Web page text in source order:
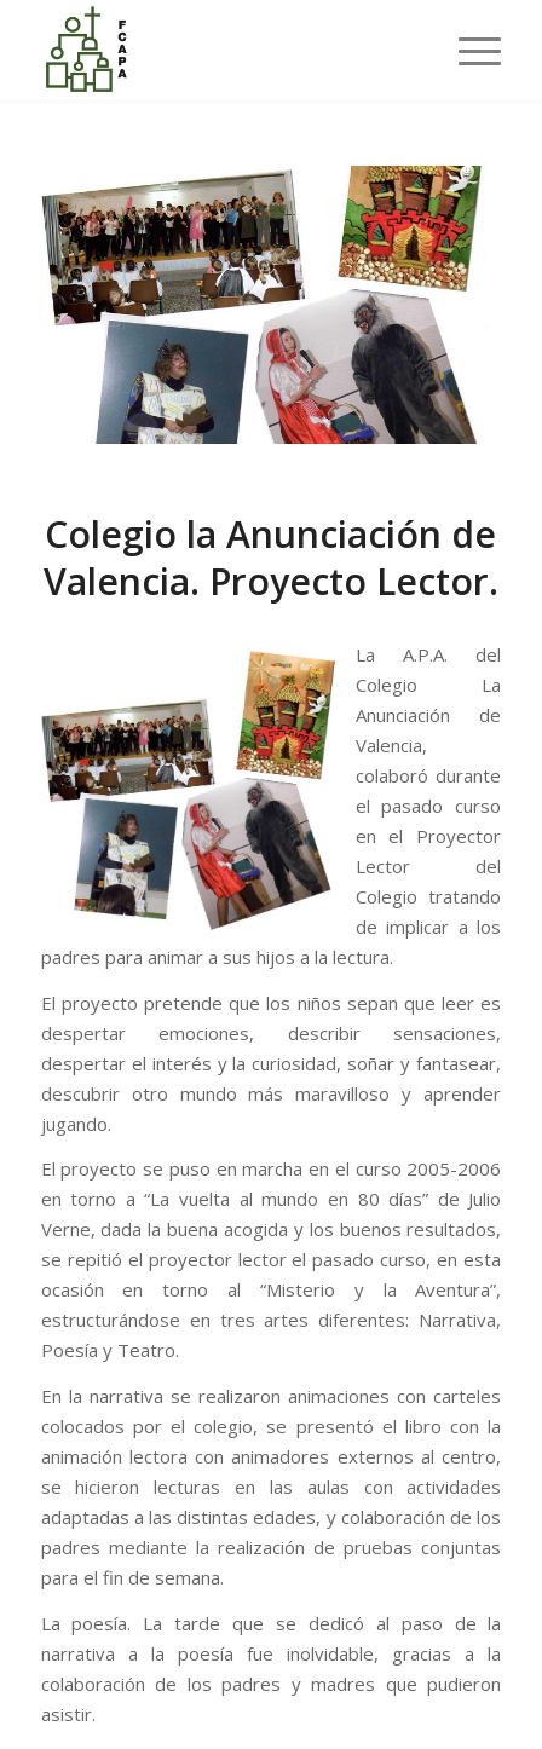
Últimas entradas
Usted está aquí:
Colegio la Anunciación de Valencia. Proyecto Lector.
Colegio la Anunciación de
Valencia. Proyecto Lector.
La A.P.A. del
Colegio La
Anunciación de
Valencia,
colaboró durante
el pasado curso
en el Proyector
Lector del
Colegio tratando
de implicar a los
padres para animar a sus hijos a la lectura.
El proyecto pretende que los niños sepan que leer es
despertar emociones, describir sensaciones,
despertar el interés y la curiosidad, soñar y fantasear,
descubrir otro mundo más maravilloso y aprender
jugando.
El proyecto se puso en marcha en el curso 2005-2006
en torno a “La vuelta al mundo en 80 días” de Julio
Verne, dada la buena acogida y los buenos resultados,
se repitió el proyector lector el pasado curso, en esta
ocasión en torno al “Misterio y la Aventura”,
estructurándose en tres artes diferentes: Narrativa,
Poesía y Teatro.
En la narrativa se realizaron animaciones con carteles
colocados por el colegio, se presentó el libro con la
animación lectora con animadores externos al centro,
se hicieron lecturas en las aulas con actividades
adaptadas a las distintas edades, y colaboración de los
padres mediante la realización de pruebas conjuntas
para el fin de semana.
La poesía. La tarde que se dedicó al paso de la
narrativa a la poesía fue inolvidable, gracias a la
colaboración de los padres y madres que pudieron
asistir.